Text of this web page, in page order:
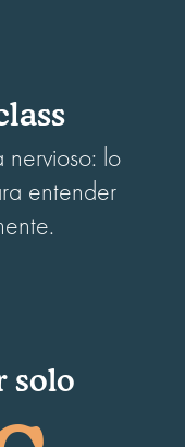
nervioso: lo
entender
solo